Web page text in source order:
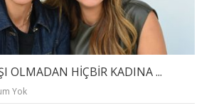
OLMADAN HİÇBİR KADINA ...
Yok